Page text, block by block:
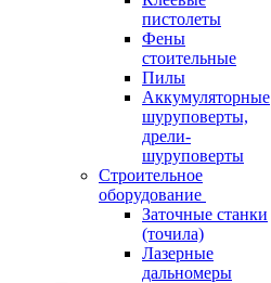
пистолеты
Фены
стоительные
Пилы
Аккумуляторные
шуруповерты,
дрели-
шуруповерты
Строительное
оборудование
Заточные станки
(точила)
Лазерные
дальномеры